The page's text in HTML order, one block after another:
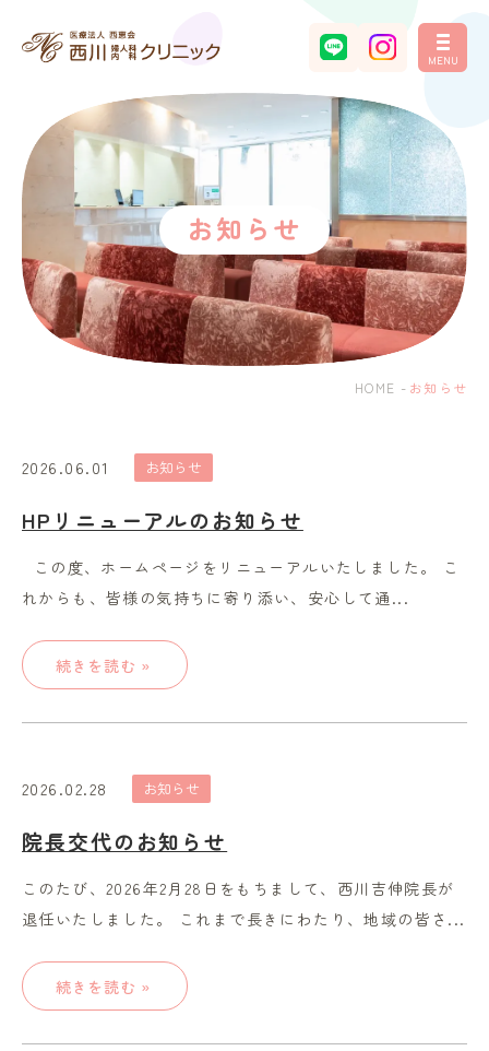
MENU
お知らせ
HOME - お知らせ
2026.06.01 お知らせ
HPリニューアルのお知らせ
この度、ホームページをリニューアルいたしました。 こ
れからも、皆様の気持ちに寄り添い、安心して通...
続きを読む »
2026.02.28 お知らせ
院長交代のお知らせ
このたび、2026年2月28日をもちまして、西川吉伸院長が
退任いたしました。 これまで長きにわたり、地域の皆さ...
続きを読む »